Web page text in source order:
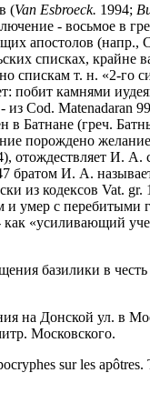
(Van Esbroeck. 1994;
- восьмое в
апостолов (напр.,
списках,
спискам т. н. «2-го
побит камнями
из Cod. Matenadaran
Батнане (греч.
порождено
отождествляет И. А.
братом И. А.
из кодексов Vat.
умер с перебитыми
как «усиливающий
базилики в
на Донской ул. в
Московского.
sur les